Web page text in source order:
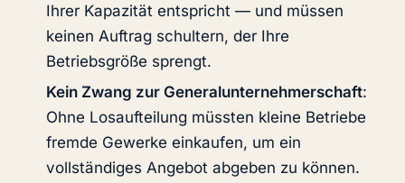
Ihrer Kapazität entspricht — und müssen
keinen Auftrag schultern, der Ihre
Betriebsgröße sprengt.
Kein Zwang zur Generalunternehmerschaft:
Ohne Losaufteilung müssten kleine Betriebe
fremde Gewerke einkaufen, um ein
vollständiges Angebot abgeben zu können.